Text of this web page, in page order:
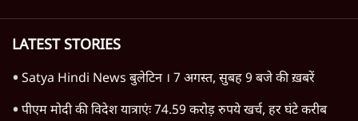
LATEST STORIES
Satya Hindi News बुलेटिन । 7 अगस्त, सुबह 9 बजे की ख़बरें
पीएम मोदी की विदेश यात्राएंः 74.59 करोड़ रुपये खर्च, हर घंटे करीब